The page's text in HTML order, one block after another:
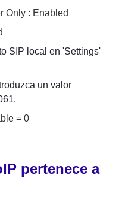
Only : Enabled
SIP local en 'Settings'
un valor
= 0
pertenece a